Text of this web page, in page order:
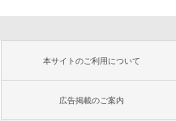
本サイトのご利用について
広告掲載のご案内